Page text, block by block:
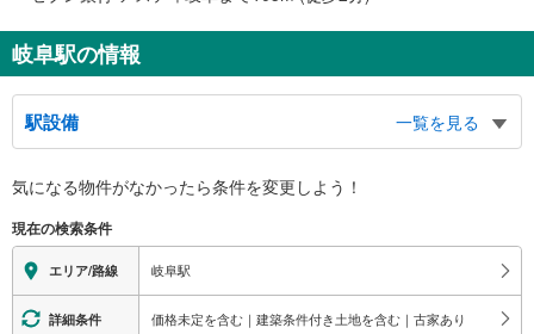
岐阜駅の情報
駅設備
一覧を見る
※段差なしでの移動経路
地上⇔改札⇔ホーム：○
エレベータ
・各ホーム
エスカレータ
気になる物件がなかったら条件を変更しよう！
現在の検索条件
エリア/路線 岐阜駅
詳細条件 価格未定を含む｜建築条件付き土地を含む｜古家あり